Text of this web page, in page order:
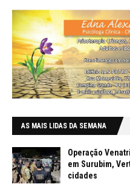
AS MAIS LIDAS DA SEMANA
Operação
em Surubim,
cidades